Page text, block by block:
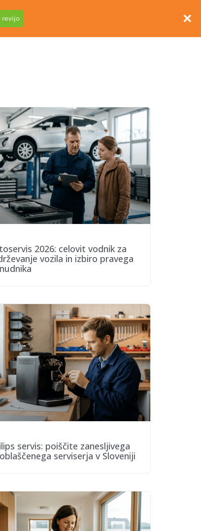
2026: celovit vodnik za
vozila in izbiro pravega
servis: poiščite zanesljivega
serviserja v Sloveniji
revijo